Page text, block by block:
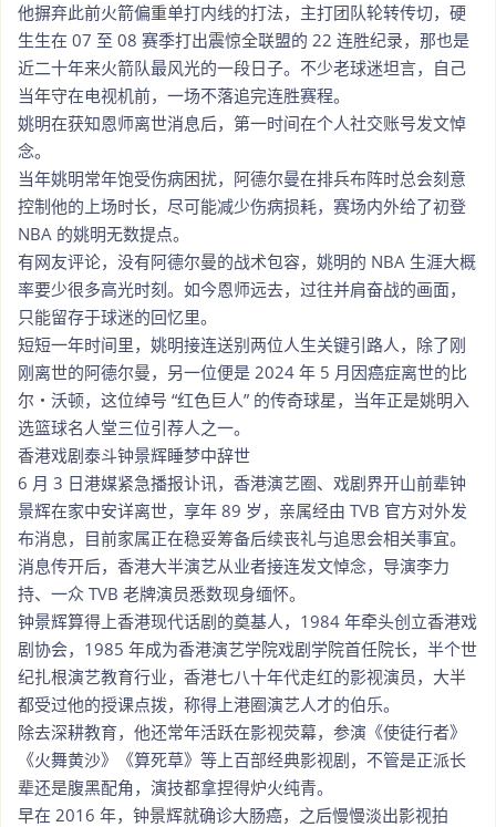
他摒弃此前火箭偏重单打内线的打法，主打团队轮转传切，硬
生生在 07 至 08 赛季打出震惊全联盟的 22 连胜纪录，那也是
近二十年来火箭队最风光的一段日子。不少老球迷坦言，自己
当年守在电视机前，一场不落追完连胜赛程。
姚明在获知恩师离世消息后，第一时间在个人社交账号发文悼
念。
当年姚明常年饱受伤病困扰，阿德尔曼在排兵布阵时总会刻意
控制他的上场时长，尽可能减少伤病损耗，赛场内外给了初登
NBA 的姚明无数提点。
有网友评论，没有阿德尔曼的战术包容，姚明的 NBA 生涯大概
率要少很多高光时刻。如今恩师远去，过往并肩奋战的画面，
只能留存于球迷的回忆里。
短短一年时间里，姚明接连送别两位人生关键引路人，除了刚
刚离世的阿德尔曼，另一位便是 2024 年 5 月因癌症离世的比
尔・沃顿，这位绰号 “红色巨人” 的传奇球星，当年正是姚明入
选篮球名人堂三位引荐人之一。
香港戏剧泰斗钟景辉睡梦中辞世
6 月 3 日港媒紧急播报讣讯，香港演艺圈、戏剧界开山前辈钟
景辉在家中安详离世，享年 89 岁，亲属经由 TVB 官方对外发
布消息，目前家属正在稳妥筹备后续丧礼与追思会相关事宜。
消息传开后，香港大半演艺从业者接连发文悼念，导演李力
持、一众 TVB 老牌演员悉数现身缅怀。
钟景辉算得上香港现代话剧的奠基人，1984 年牵头创立香港戏
剧协会，1985 年成为香港演艺学院戏剧学院首任院长，半个世
纪扎根演艺教育行业，香港七八十年代走红的影视演员，大半
都受过他的授课点拨，称得上港圈演艺人才的伯乐。
除去深耕教育，他还常年活跃在影视荧幕，参演《使徒行者》
《火舞黄沙》《算死草》等上百部经典影视剧，不管是正派长
辈还是腹黑配角，演技都拿捏得炉火纯青。
早在 2016 年，钟景辉就确诊大肠癌，之后慢慢淡出影视拍